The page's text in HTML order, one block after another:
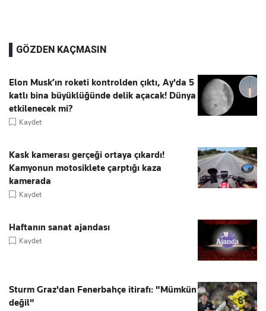
GÖZDEN KAÇMASIN
Elon Musk’ın roketi kontrolden çıktı, Ay'da 5
katlı bina büyüklüğünde delik açacak! Dünya
etkilenecek mi?
Kaydet
Kask kamerası gerçeği ortaya çıkardı!
Kamyonun motosiklete çarptığı kaza
kamerada
Kaydet
Haftanın sanat ajandası
Kaydet
Sturm Graz'dan Fenerbahçe itirafı: "Mümkün
değil"